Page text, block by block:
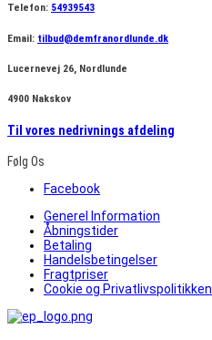
Telefon: 54939543
Email: tilbud@demfranordlunde.dk
Lucernevej 26, Nordlunde
4900 Nakskov
Til vores nedrivnings afdeling
Følg Os
Facebook
Generel Information
Åbningstider
Betaling
Handelsbetingelser
Fragtpriser
Cookie og Privatlivspolitikken